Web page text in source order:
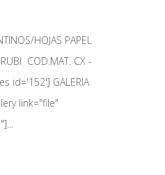
HOJAS PAPEL
COD.MAT. CX -
id='152'] GALERIA
link="file"